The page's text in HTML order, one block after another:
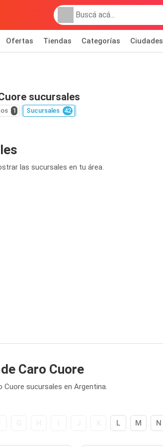
Ofertas Tiendas Categorías Ciudades
sucursales
1 Sucursales 42
las sucursales en tu área.
Caro Cuore
Cuore sucursales en Argentina.
L M N